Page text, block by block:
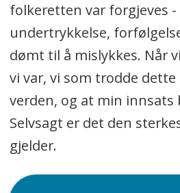
folkeretten var forgjeves
undertrykkelse,
dømt til å mislykkes. Når
vi var, vi som trodde
verden, og at min innsats
Selvsagt er det den
gjelder.